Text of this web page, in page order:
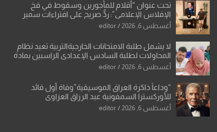
تحت عنوان “أقلام للمأجورين وسقوط في فخ
الإفلاس الإعلامي”: ردٌّ صريح على افتراءات سمير
الشكرجي
أغسطس 6, 2026 editor
لا يشمل طلبة الامتحانات الخارجيةالتربية تعيد نظام
المحاولات لطلبة السادس الإعدادي الراسبين بمادة
أو مادتين
أغسطس 6, 2026 editor
“وداعاً ذاكرة العراق الموسيقية”وفاة أول قائد
للأوركسترا السمفونية عبد الرزاق العزاوي
أغسطس 6, 2026 editor